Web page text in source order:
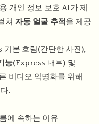
개인 정보 보호 AI가 제
쳐 자동 얼굴 추적을 제공
본 흐림(간단한 사진),
능(Express 내부) 및
비디오 익명화를 위해
.
에 속하는 이유